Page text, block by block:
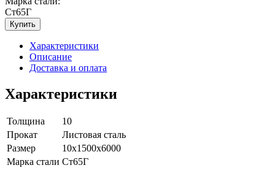
Ст65Г
Купить
Характеристики
Описание
Доставка и оплата
Характеристики
Толщина
10
Прокат
Листовая сталь
Размер
10x1500x6000
Марка стали Ст65Г